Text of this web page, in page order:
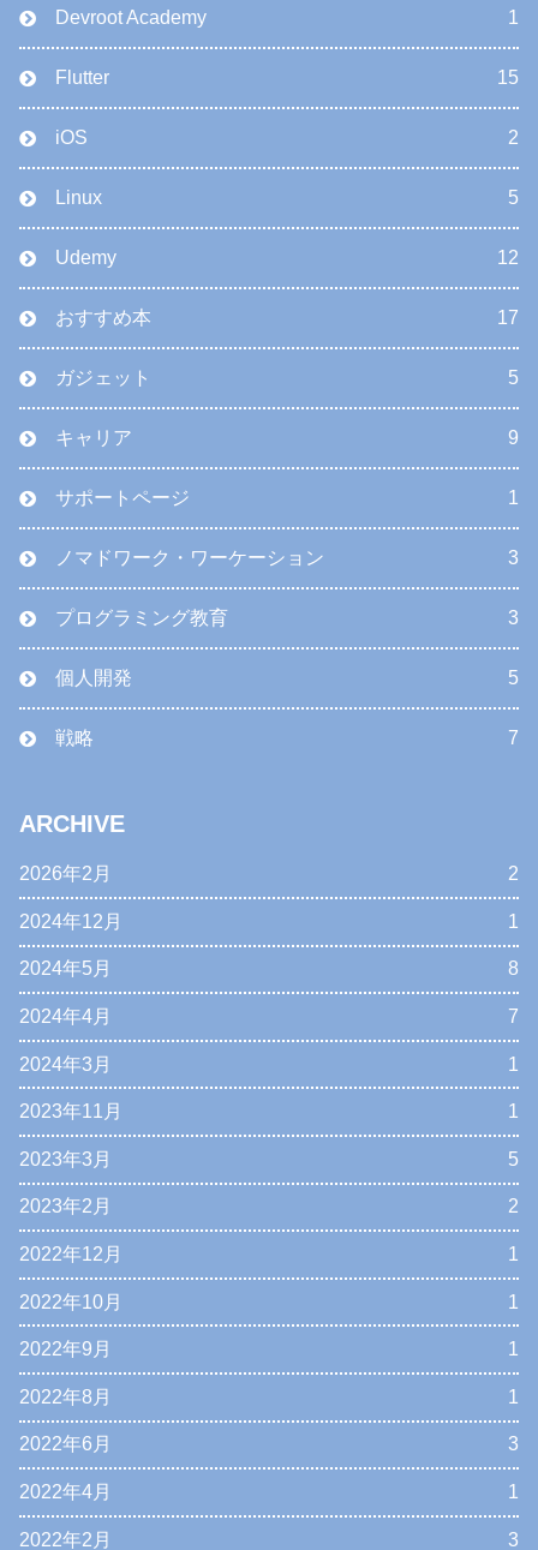
Devroot Academy 1
Flutter 15
iOS 2
Linux 5
Udemy 12
おすすめ本 17
ガジェット 5
キャリア 9
サポートページ 1
ノマドワーク・ワーケーション 3
プログラミング教育 3
個人開発 5
戦略 7
ARCHIVE
2026年2月 2
2024年12月 1
2024年5月 8
2024年4月 7
2024年3月 1
2023年11月 1
2023年3月 5
2023年2月 2
2022年12月 1
2022年10月 1
2022年9月 1
2022年8月 1
2022年6月 3
2022年4月 1
2022年2月 3